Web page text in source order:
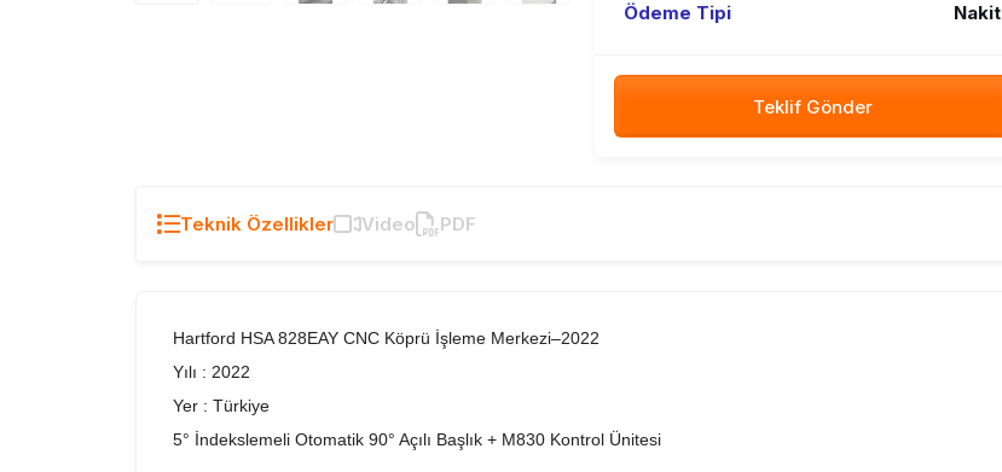
Ödeme Tipi Nakit
Teklif Gönder
Teknik Özellikler Video PDF
Hartford HSA 828EAY CNC Köprü İşleme Merkezi–2022
Yılı : 2022
Yer : Türkiye
5° İndekslemeli Otomatik 90° Açılı Başlık + M830 Kontrol Ünitesi